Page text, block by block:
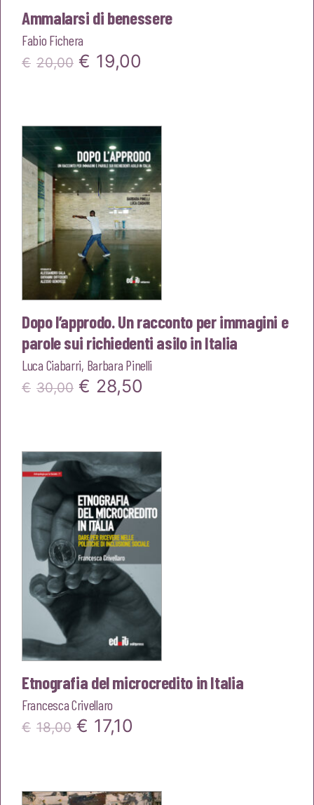
Ammalarsi di benessere
Fabio Fichera
€ 20,00 Il
era:
€20,00.
€ 19,00
è:
€19,00.
Dopo l’approdo. Un racconto per immagini e
parole sui richiedenti asilo in Italia
Luca Ciabarri, Barbara Pinelli
€ 30,00 Il
era:
€30,00.
€ 28,50
è:
€28,50.
Etnografia del microcredito in Italia
Francesca Crivellaro
€ 18,00 Il
€ 17,10